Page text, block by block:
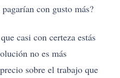
con gusto más?
casi con certeza estás
no es más
sobre el trabajo que